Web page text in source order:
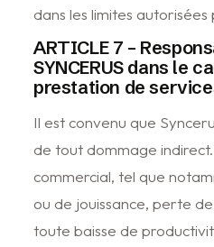
dans les limites autorisées
ARTICLE 7 –
SYNCERUS dans le
prestation de
Il est convenu que
de tout dommage
commercial, tel que
ou de jouissance, perte
toute baisse de